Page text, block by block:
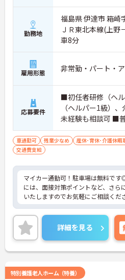
勤務地
福島県 伊達市 箱崎
ＪＲ東北本線(上野
車8分
雇用形態 非常勤・パート・
応募要件
■初任者研修（ヘ
（ヘルパー1級）
未経験も相談可 ■
勤の為）
車通勤可 残業少なめ 産休･育休･介護休暇
交通費支給
マイカー通勤可！駐車場は無料で
には、面接対策ポイントなど、さら
いたしますのでお気軽にご相談くだ
詳細を見る
特別養護老人ホーム（特養）